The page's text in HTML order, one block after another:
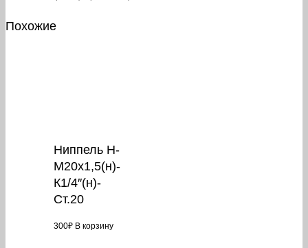
Похожие
Ниппель Н-
М20х1,5(н)-
К1/4″(н)-
Ст.20
300₽ В корзину